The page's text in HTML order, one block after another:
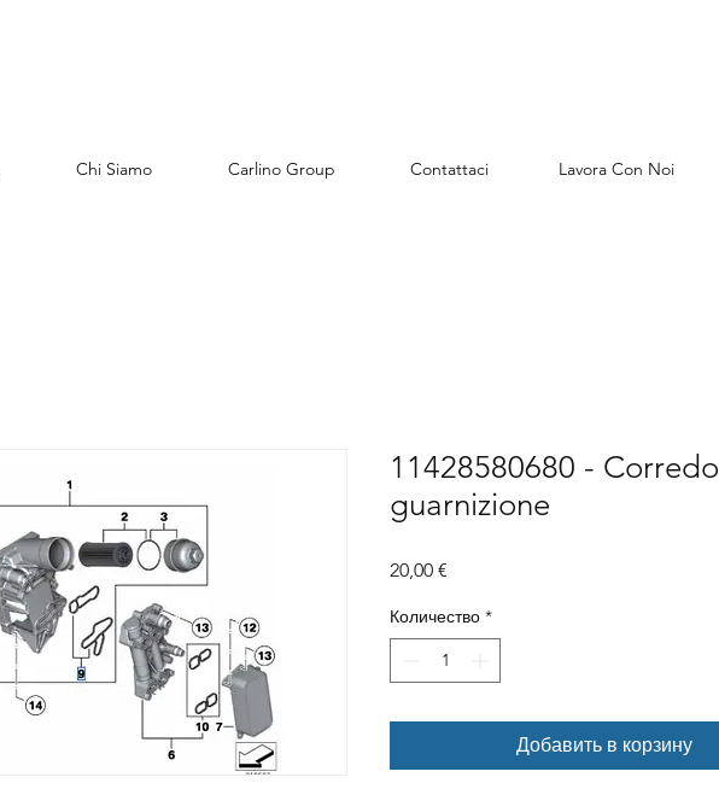
Chi Siamo Carlino Group Contattaci Lavora Con Noi
11428580680 - Corredo
guarnizione
20,00 €
Количество *
Добавить в корзину